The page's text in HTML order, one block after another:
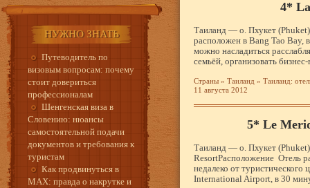
НУЖНО ЗНАТЬ
Путеводитель по
визовым вопросам: почему
стоит довериться
профессионалам
Шенгенская виза в
Словению: нюансы
самостоятельной подачи
документов и требования к
туристам
Как продвинуться в
MAX: правда о накрутке и
4*
Таиланд — о. Пхукет
расположен в Bang Tao Bay,
можно насладиться
семьёй, организовать
Страны » Таиланд » Таиланд:
11 августа 2012
5* Le
Таиланд — о. Пхукет
ResortРасположение Отель
недалеко от
International Airport, в 30